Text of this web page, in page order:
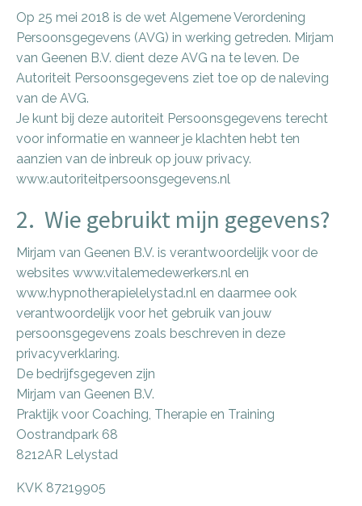
Op 25 mei 2018 is de wet Algemene Verordening
Persoonsgegevens (AVG) in werking getreden. Mirjam
van Geenen B.V. dient deze AVG na te leven. De
Autoriteit Persoonsgegevens ziet toe op de naleving
van de AVG.
Je kunt bij deze autoriteit Persoonsgegevens terecht
voor informatie en wanneer je klachten hebt ten
aanzien van de inbreuk op jouw privacy.
www.autoriteitpersoonsgegevens.nl
2. Wie gebruikt mijn gegevens?
Mirjam van Geenen B.V. is verantwoordelijk voor de
websites www.vitalemedewerkers.nl en
www.hypnotherapielelystad.nl en daarmee ook
verantwoordelijk voor het gebruik van jouw
persoonsgegevens zoals beschreven in deze
privacyverklaring.
De bedrijfsgegeven zijn
Mirjam van Geenen B.V.
Praktijk voor Coaching, Therapie en Training
Oostrandpark 68
8212AR Lelystad
KVK 87219905